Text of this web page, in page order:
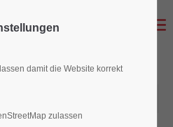
damit die Website korrekt
zulassen